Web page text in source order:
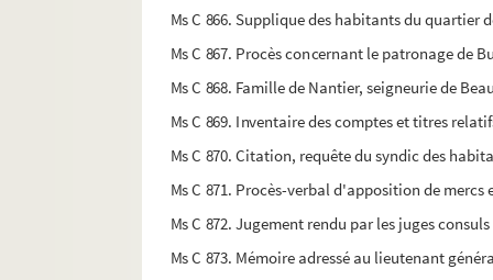
Ms C 866. Supplique des habitants du quartier
Ms C 867. Procès concernant le patronage de
Ms C 868. Famille de Nantier, seigneurie de
Ms C 869. Inventaire des comptes et titres
Ms C 870. Citation, requête du syndic des
Ms C 871. Procès-verbal d'apposition de
Ms C 872. Jugement rendu par les juges
Ms C 873. Mémoire adressé au lieutenant